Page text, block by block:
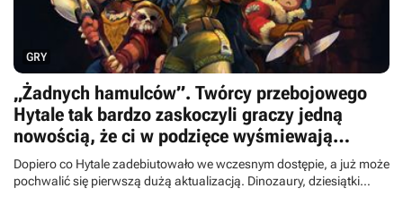
GRY
„Żadnych hamulców”. Twórcy przebojowego
Hytale tak bardzo zaskoczyli graczy jedną
nowością, że ci w podzięce wyśmiewają
Minecrafta. Steam ma czego żałować
Dopiero co Hytale zadebiutowało we wczesnym dostępie, a już może
pochwalić się pierwszą dużą aktualizacją. Dinozaury, dziesiątki